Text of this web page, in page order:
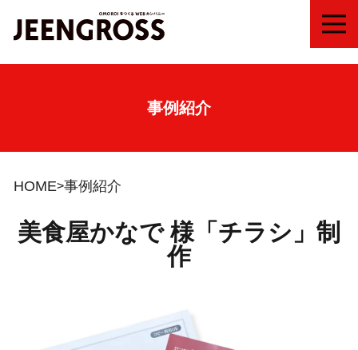
事例紹介
HOME 事例紹介
美食屋かなで 様「チラシ」制
作